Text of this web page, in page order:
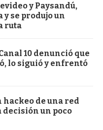
y Paysandú,
se produjo un
ruta
10 denunció que
lo siguió y enfrentó
hackeo de una red
un poco